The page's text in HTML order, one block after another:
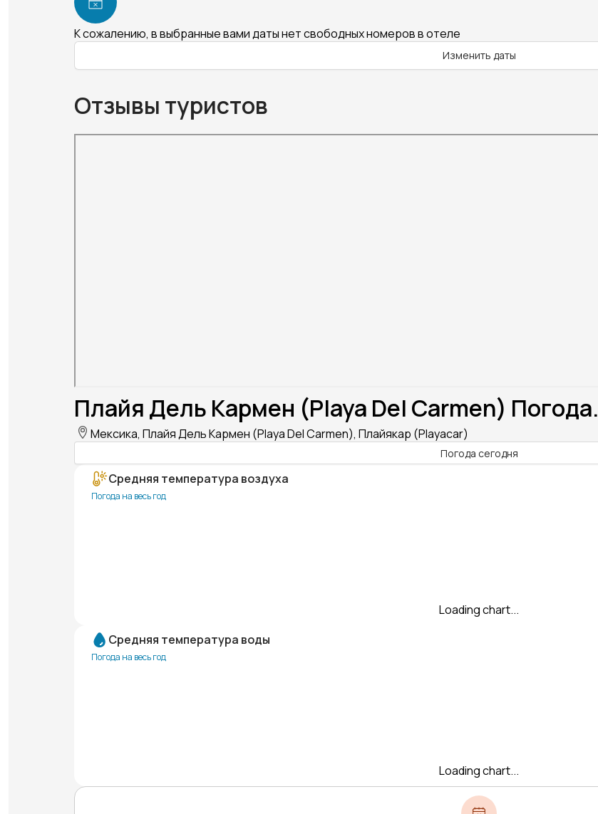
К сожалению, в выбранные вами даты нет свободных номеров в отеле
Изменить даты
Отзывы туристов
Плайя Дель Кармен (Playa Del Carmen) Погода.
Мексика, Плайя Дель Кармен (Playa Del Carmen), Плайякар (Playacar)
Погода сегодня
Средняя температура воздуха
Погода на весь год
Loading chart...
Средняя температура воды
Погода на весь год
Loading chart...